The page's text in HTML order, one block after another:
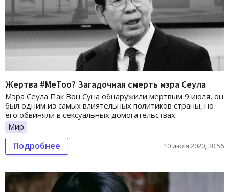
Жертва #MeToo? Загадочная смерть мэра Сеула
Мэра Сеула Пак Вон Суна обнаружили мертвым 9 июля, он
был одним из самых влиятельных политиков страны, но
его обвиняли в сексуальных домогательствах.
Мир
Подробнее 10 июля 2020, 20:56